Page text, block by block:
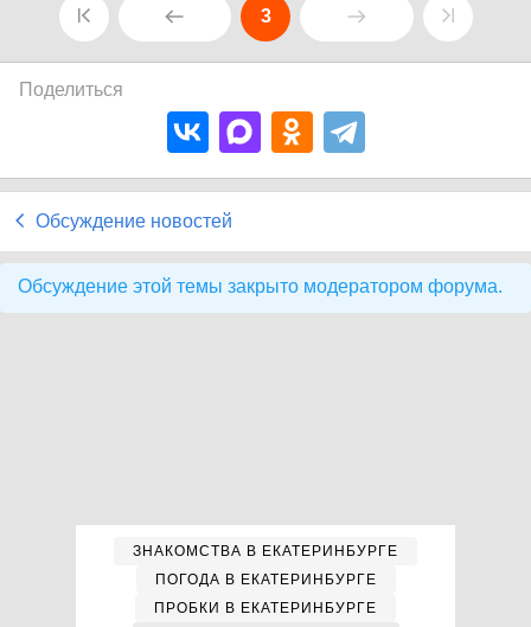
3
Поделиться
Обсуждение новостей
Обсуждение этой темы закрыто модератором форума.
ЗНАКОМСТВА В ЕКАТЕРИНБУРГЕ
ПОГОДА В ЕКАТЕРИНБУРГЕ
ПРОБКИ В ЕКАТЕРИНБУРГЕ